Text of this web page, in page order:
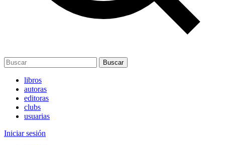
Buscar
libros
autoras
editoras
clubs
usuarias
Iniciar sesión